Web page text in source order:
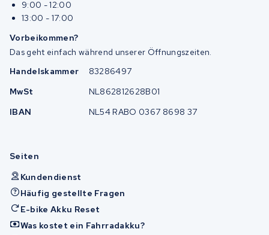
9:00 - 12:00
13:00 - 17:00
Vorbeikommen?
Das geht einfach während unserer Öffnungszeiten.
Handelskammer
83286497
MwSt
NL862812628B01
IBAN
NL54 RABO 0367 8698 37
Seiten
Kundendienst
Häufig gestellte Fragen
E-bike Akku Reset
Was kostet ein Fahrradakku?